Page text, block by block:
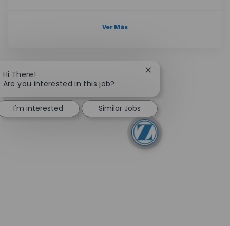
Ver Más
Hi There!
Are you interested in this job?
Close chatbot
I'm interested Similar Jobs